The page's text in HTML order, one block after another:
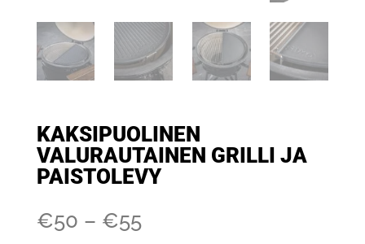
KAKSIPUOLINEN
VALURAUTAINEN GRILLI JA
PAISTOLEVY
€50 – €55Hintaluokka: